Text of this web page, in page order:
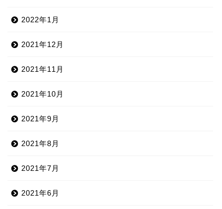
2022年1月
2021年12月
2021年11月
2021年10月
2021年9月
2021年8月
2021年7月
2021年6月